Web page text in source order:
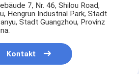
7, Nr. 46, Shilou Road,
Hengrun Industrial Park, Stadt
Stadt Guangzhou, Provinz
Kontakt